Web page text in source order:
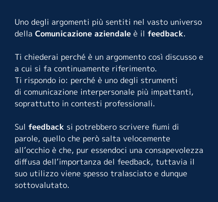
Uno degli argomenti più sentiti nel vasto universo
della Comunicazione aziendale è il feedback.
Ti chiederai perché è un argomento così discusso e
a cui si fa continuamente riferimento.
Ti rispondo io: perché è uno degli strumenti
di comunicazione interpersonale più impattanti,
soprattutto in contesti professionali.
Sul feedback si potrebbero scrivere fiumi di
parole, quello che però salta velocemente
all’occhio è che, pur essendoci una consapevolezza
diffusa dell’importanza del feedback, tuttavia il
suo utilizzo viene spesso tralasciato e dunque
sottovalutato.